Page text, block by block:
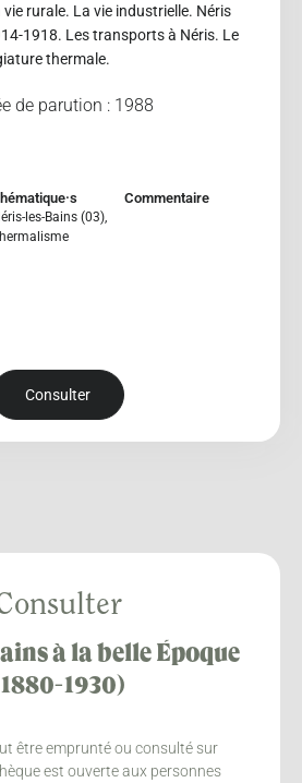
rurale. La vie industrielle. Néris
1918. Les transports à Néris. Le
thermale.
de parution : 1988
les-Bains (03),
Commentaire
Consulter
à la belle Époque
1930)
être emprunté ou consulté sur
est ouverte aux personnes